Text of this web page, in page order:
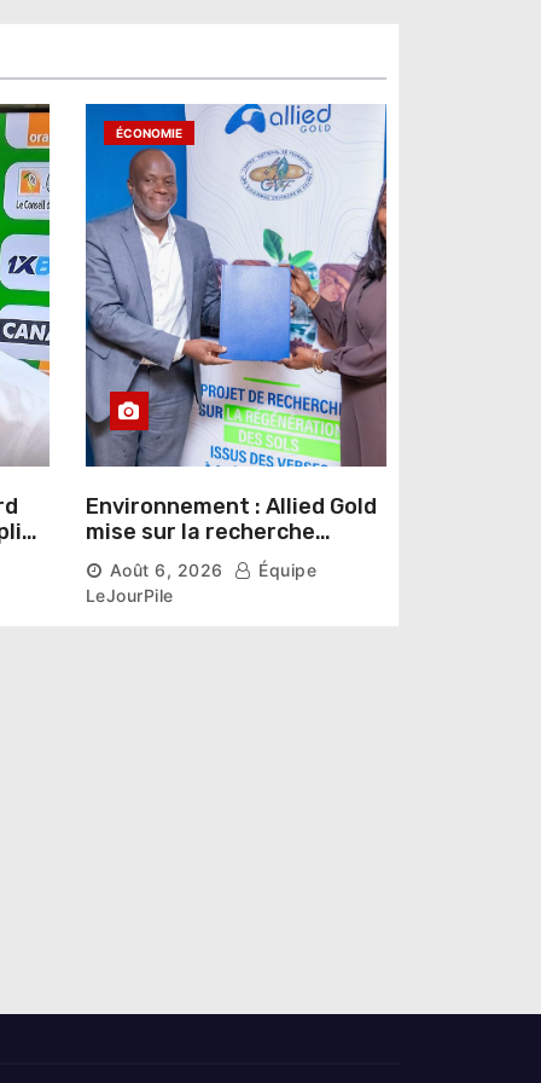
ÉCONOMIE
Environnement : Allied Gold
mise sur la recherche
scientifique pour restaurer
les sols de ses sites miniers
Août 6, 2026
Équipe
LeJourPile